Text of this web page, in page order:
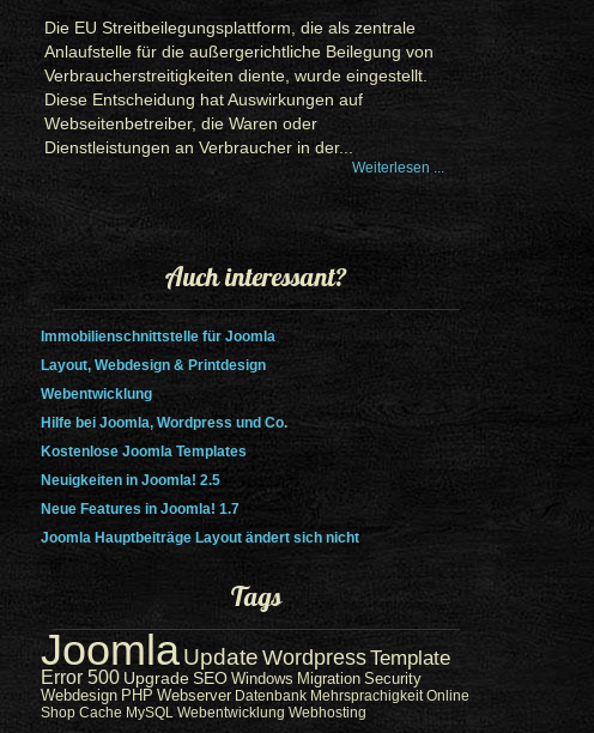
Die EU Streitbeilegungsplattform, die als zentrale
Anlaufstelle für die außergerichtliche Beilegung von
Verbraucherstreitigkeiten diente, wurde eingestellt.
Diese Entscheidung hat Auswirkungen auf
Webseitenbetreiber, die Waren oder
Dienstleistungen an Verbraucher in der...
Weiterlesen ...
Auch interessant?
Immobilienschnittstelle für Joomla
Layout, Webdesign & Printdesign
Webentwicklung
Hilfe bei Joomla, Wordpress und Co.
Kostenlose Joomla Templates
Neuigkeiten in Joomla! 2.5
Neue Features in Joomla! 1.7
Joomla Hauptbeiträge Layout ändert sich nicht
Tags
JoomlaUpdateWordpressTemplate
Error 500 Upgrade SEO Windows Migration Security
Webdesign PHP Webserver Datenbank Mehrsprachigkeit Online
Shop Cache MySQL Webentwicklung Webhosting